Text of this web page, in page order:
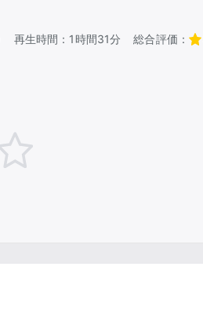
再生時間： 1時間31分 総合評価：